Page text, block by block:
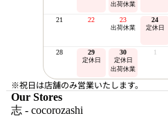
出荷休業
21 22 23
出荷休業
24
定休日
28 29
定休日
30
定休日
出荷休業
1
※祝日は店舗のみ営業いたします。
Our Stores
志 - cocorozashi